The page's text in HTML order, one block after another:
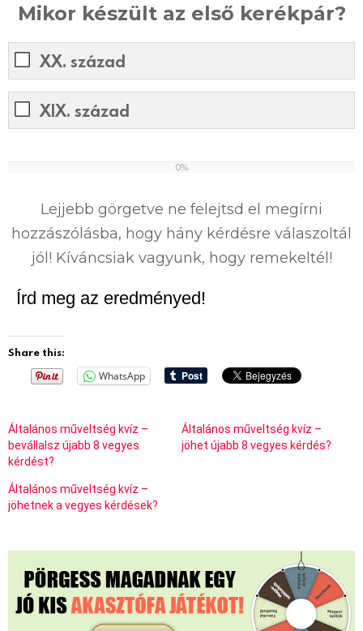
Mikor készült az első kerékpár?
XX. század
XIX. század
0%
Lejjebb görgetve ne felejtsd el megírni
hozzászólásba, hogy hány kérdésre válaszoltál
jól! Kíváncsiak vagyunk, hogy remekeltél!
Írd meg az eredményed!
Share this:
WhatsApp
Általános műveltség kvíz –
bevállalsz újabb 8 vegyes
kérdést?
Általános műveltség kvíz –
jöhet újabb 8 vegyes kérdés?
Általános műveltség kvíz –
jöhetnek a vegyes kérdések?